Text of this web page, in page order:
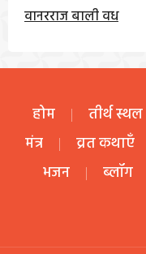
वानरराज बाली वध
होम तीर्थ स्थल
मंत्र
व्रत कथाएँ
भजन
ब्लॉग